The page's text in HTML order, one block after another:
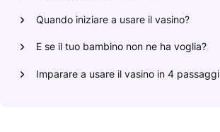
Quando iniziare a usare il vasino?
E se il tuo bambino non ne ha voglia?
Imparare a usare il vasino in 4 passaggi